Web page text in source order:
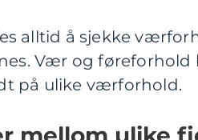
alltid å sjekke
Vær og føreforhold
på ulike værforhold.